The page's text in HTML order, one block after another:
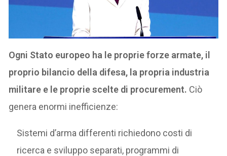
Ogni Stato europeo ha le proprie forze armate, il
proprio bilancio della difesa, la propria industria
militare e le proprie scelte di procurement. Ciò
genera enormi inefficienze:
Sistemi d’arma differenti richiedono costi di
ricerca e sviluppo separati, programmi di